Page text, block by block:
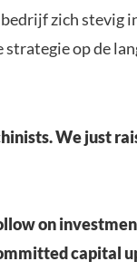
zich stevig
strategie op de
We just
on
capital